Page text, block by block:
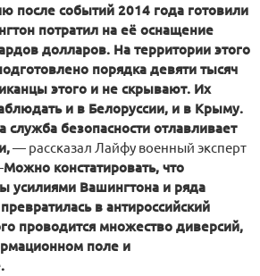
после событий 2014 года готовили
потратил на её оснащение
долларов. На территории этого
порядка девяти тысяч
этого и не скрывают. Их
и в Белоруссии, и в Крыму.
безопасности отлавливает
— рассказал Лайфу военный эксперт
Можно констатировать, что
усилиями Вашингтона и ряда
в антироссийский
проводится множество диверсий,
поле и